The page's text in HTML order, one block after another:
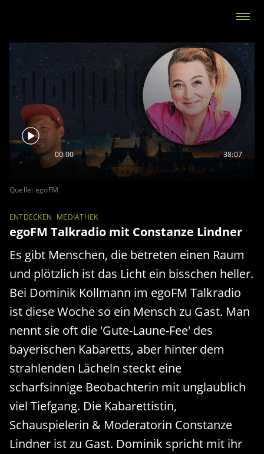
00:00 38:07
Quelle: egoFM
ENTDECKEN MEDIATHEK
egoFM Talkradio mit Constanze Lindner
Es gibt Menschen, die betreten einen Raum
und plötzlich ist das Licht ein bisschen heller.
Bei Dominik Kollmann im egoFM Talkradio
ist diese Woche so ein Mensch zu Gast. Man
nennt sie oft die 'Gute-Laune-Fee' des
bayerischen Kabaretts, aber hinter dem
strahlenden Lächeln steckt eine
scharfsinnige Beobachterin mit unglaublich
viel Tiefgang. Die Kabarettistin,
Schauspielerin & Moderatorin Constanze
Lindner ist zu Gast. Dominik spricht mit ihr